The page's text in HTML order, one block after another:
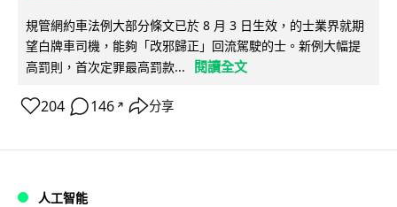
規管網約車法例大部分條文已於 8 月 3 日生效，的士業界就期
望白牌車司機，能夠「改邪歸正」回流駕駛的士。新例大幅提
高罰則，首次定罪最高罰款...
閱讀全文
204 146 ↗ 分享
人工智能